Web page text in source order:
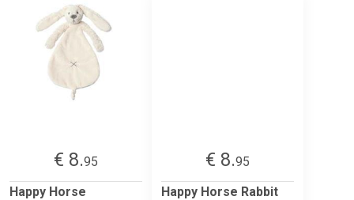
€ 8.95
Happy Horse
€ 8.95
Happy Horse Rabbit